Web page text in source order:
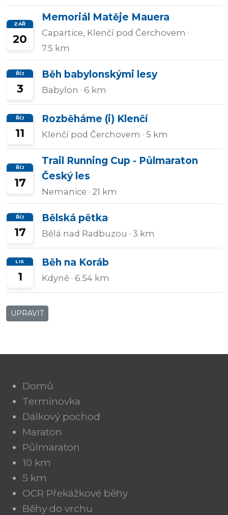
ZÁŘ
20
Memoriál Matěje Mauera
Capartice, Klenčí pod Čerchovem ·
7.5 km
ŘÍJ
3
Běh babylonskými lesy
Babylon · 6 km
ŘÍJ
11
Rozběháme (i) Klenčí
Klenčí pod Čerchovem · 5 km
ŘÍJ
17
Trail Running Cup - Půlmaraton
Český les
Nemanice · 21 km
ŘÍJ
17
Bělská pětka
Bělá nad Radbuzou · 3 km
LIS
1
Běh na Koráb
Kdyně · 6.54 km
UPRAVIT
Domů
Termínovka
Dálkový pochod
Maraton
Půlmaraton
10 km
5 km
OCR Překážkové běhy
Běhy do vrchu